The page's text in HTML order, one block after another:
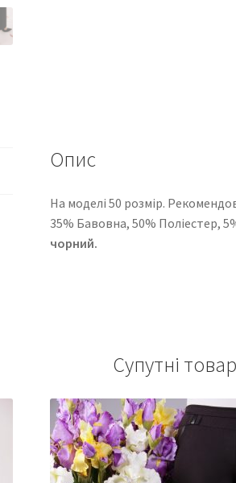
Опис
На моделі 50 розмір.
35% Бавовна, 50% Поліестер,
чорний.
Супутні